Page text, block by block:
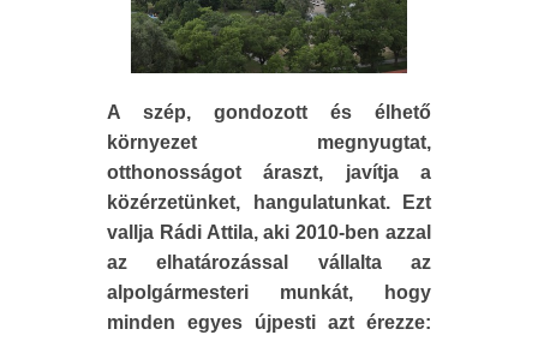
A szép, gondozott és élhető
környezet megnyugtat,
otthonosságot áraszt, javítja a
közérzetünket, hangulatunkat. Ezt
vallja Rádi Attila, aki 2010-ben azzal
az elhatározással vállalta az
alpolgármesteri munkát, hogy
minden egyes újpesti azt érezze: